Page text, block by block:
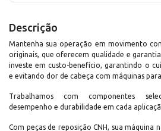
Descrição
Mantenha sua operação em movimento
originais, que oferecem qualidade e
investe em custo-benefício, garantindo o
e evitando dor de cabeça com máquinas
Trabalhamos com componentes
desempenho e durabilidade em cada
Com peças de reposição CNH, sua máquina